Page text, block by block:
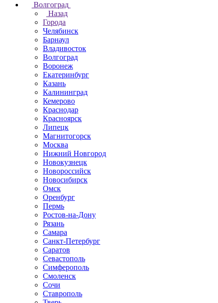
Волгоград
Назад
Города
Челябинск
Барнаул
Владивосток
Волгоград
Воронеж
Екатеринбург
Казань
Калининград
Кемерово
Краснодар
Красноярск
Липецк
Магнитогорск
Москва
Нижний Новгород
Новокузнецк
Новороссийск
Новосибирск
Омск
Оренбург
Пермь
Ростов-на-Дону
Рязань
Самара
Санкт-Петербург
Саратов
Севастополь
Симферополь
Смоленск
Сочи
Ставрополь